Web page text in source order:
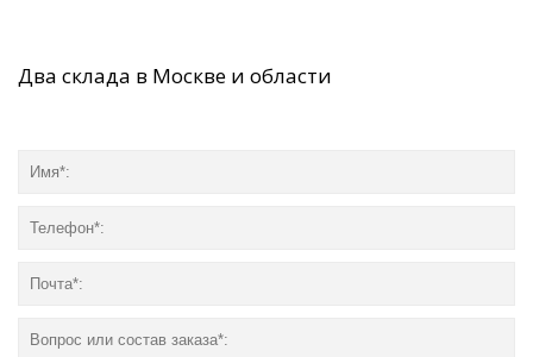
Два склада в Москве и области